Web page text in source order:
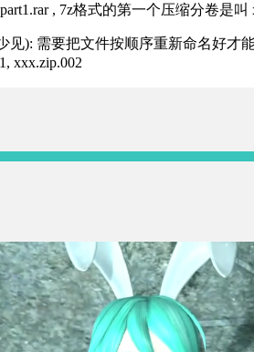
, 7z格式的第一个压缩分卷是
): 需要把文件按顺序重新命名好才
xxx.zip.002